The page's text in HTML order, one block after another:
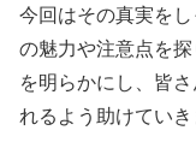
今回はその真実を
の魅力や注意点を
を明らかにし、皆
れるよう助けていき